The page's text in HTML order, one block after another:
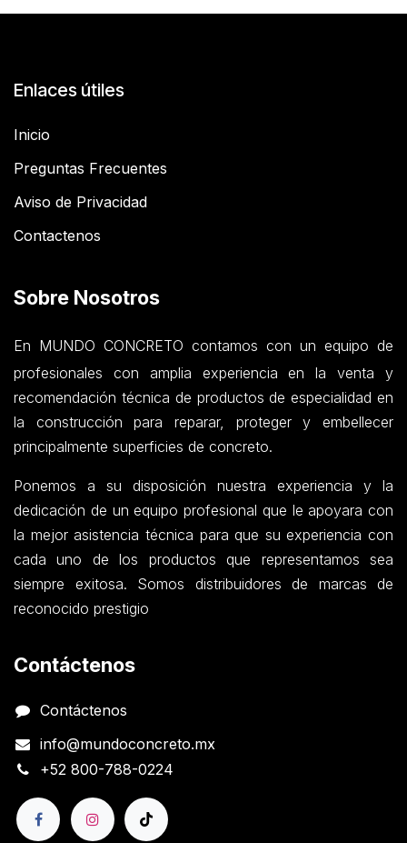
Enlaces útiles
Inicio
Preguntas Frecuentes
Aviso de Privacidad
Contactenos
Sobre Nosotros
En MUNDO CONCRETO contamos con un equipo de
profesionales con amplia experiencia en la venta y
recomendación técnica de productos de especialidad en
la construcción para reparar, proteger y embellecer
principalmente superficies de concreto.
Ponemos a su disposición nuestra experiencia y la
dedicación de un equipo profesional que le apoyara con
la mejor asistencia técnica para que su experiencia con
cada uno de los productos que representamos sea
siempre exitosa. Somos distribuidores de marcas de
reconocido prestigio
Contáctenos
Contáctenos
info@mundoconcreto.mx
+52 800-788-0224